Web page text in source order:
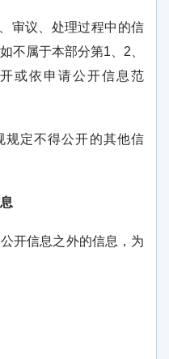
审议、处理过程中的信
不属于本部分第1 2
或依申请公开信息范
规定不得公开的其他信
信息之外的信息，为